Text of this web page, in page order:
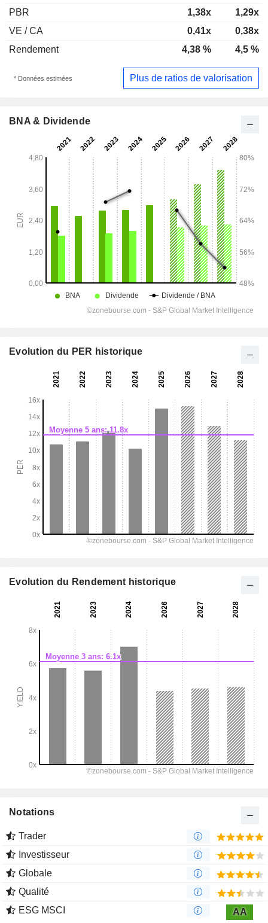
PBR 1,38x
1,29x
VE / CA
0,41x
0,38x
Rendement
4,38 % 4,5 %
* Données estimées Plus de ratios de valorisation
BNA & Dividende
Evolution du PER historique
Evolution du Rendement historique
Notations
Trader
Investisseur
Globale
Qualité
ESG MSCI
AA